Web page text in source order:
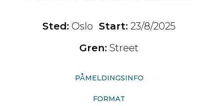
Sted: Oslo Start: 23/8/2025
Gren: Street
PÅMELDINGSINFO
FORMAT